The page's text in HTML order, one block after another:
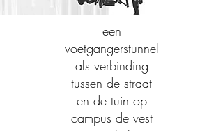
een
voetgangerstunnel
als verbinding
tussen de straat
en de tuin op
campus de vest